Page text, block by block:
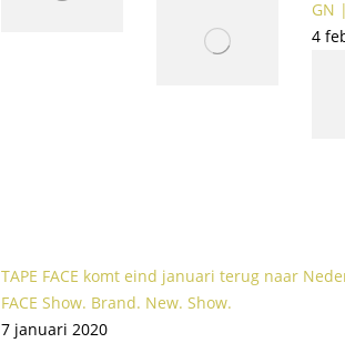
GN
4
TAPE FACE komt eind januari terug naar
FACE Show. Brand. New. Show.
7 januari 2020